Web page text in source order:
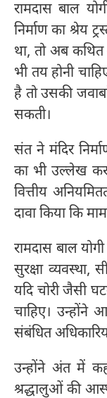
रामदास बाल
निर्माण का श्रेय
था, तो अब कथित
भी तय होनी
है तो उसकी
सकती।
संत ने मंदिर
का भी उल्लेख
वित्तीय
दावा किया कि
रामदास बाल
सुरक्षा व्यवस्था,
यदि चोरी जैसी
चाहिए।
संबंधित
उन्होंने अंत में
श्रद्धालुओं की